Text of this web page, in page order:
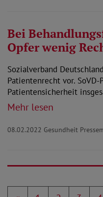
Bei
Opfer wenig
Sozialverband
Patientenrecht vor. SoVD-
Patientensicherheit
Mehr lesen
08.02.2022 Gesundheit